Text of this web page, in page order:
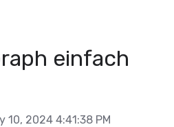
einfach
10, 2024 4:41:38 PM